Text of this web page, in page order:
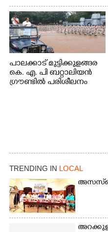
പാലക്കാട് മുട്ടിക്കുളങ്ങര
കെ. എ. പി ബറ്റാലിയൻ
ഗ്രൗണ്ടിൽ പരിശീലനം
TRENDING IN LOCAL